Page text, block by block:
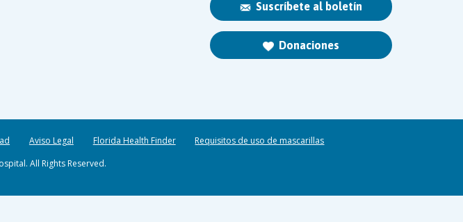
Suscríbete al boletín
Donaciones
Aviso Legal Florida Health Finder
Requisitos de uso de mascarillas
All Rights Reserved.